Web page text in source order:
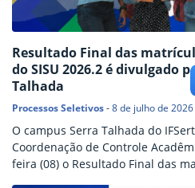
Resultado Final das
do SISU 2026.2 é divulgado
Talhada
Processos Seletivos-8 de julho de 2026
O campus Serra Talhada do
Coordenação de Controle
feira (08) o Resultado Final das